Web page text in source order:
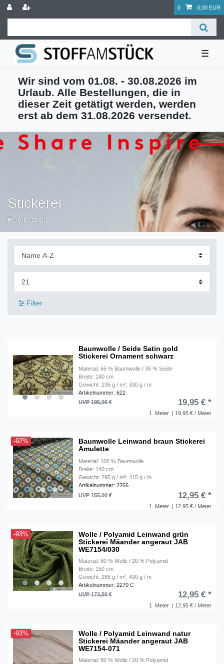
0 0,00 EUR
☰
Wir sind vom 01.08. - 30.08.2026 im
Urlaub. Alle Bestellungen, die in
dieser Zeit getätigt werden, werden
erst ab dem 31.08.2026 versendet.
Stickerei
Fein bestickt
Filter
Baumwolle / Seide Satin gold
Stickerei Ornament schwarz
Material: 65 % Baumwolle / 35 % Seide
Breite: 140 cm
Gewicht: 235 g / m²; 330 g / m
Artikelnummer: 622
1 Meter | 19,95 € / Meter
UVP 195,00 € 19,95 € *
-92%
Baumwolle Leinwand braun Stickerei
Amulette
Material: 100 % Baumwolle
Breite: 140 cm
Gewicht: 295 g / m²; 415 g / m
Artikelnummer: 2266
1 Meter | 12,95 € / Meter
UVP 155,00 € 12,95 € *
-93%
Wolle / Polyamid Leinwand grün
Stickerei Mäander angeraut JAB
WE7154/030
Material: 80 % Wolle / 20 % Polyamid
Breite: 150 cm
Gewicht: 285 g / m²; 430 g / m
Artikelnummer: 2270 C
1 Meter | 12,95 € / Meter
UVP 173,50 € 12,95 € *
-93%
Wolle / Polyamid Leinwand natur
Stickerei Mäander angeraut JAB
WE7154-071
Material: 80 % Wolle / 20 % Polyamid